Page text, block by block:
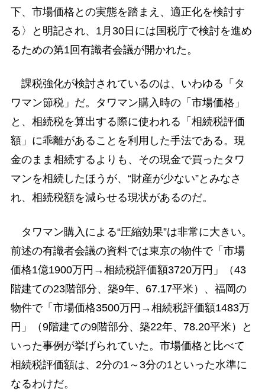
下、市場価格との実態を踏まえ、適正化を検討す
る〉と明記され、1月30日には国税庁で検討を進め
るための第1回有識者会議が開かれた。
課税強化が検討されているのは、いわゆる「タ
ワマン節税」だ。タワマン購入時の「市場価格」
と、相続税を算出する際に使われる「相続税評価
額」に乖離があることを利用した手法である。現
金のまま相続するよりも、その現金で買ったタワ
マンを相続したほうが、“財産が少ない”とみなさ
れ、相続税額を減らせる現状があるのだ。
タワマン購入による“圧縮効果”は非常に大きい。
前述の有識者会議の資料では東京の物件で「市場
価格1億1900万円→相続税評価額3720万円」（43
階建ての23階部分、築9年、67.17平米）、福岡の
物件で「市場価格3500万円→相続税評価額1483万
円」（9階建ての9階部分、築22年、78.20平米）と
いった事例が挙げられていた。市場価格と比べて
相続税評価額は、2分の1～3分の1といった水準に
なるわけだ。